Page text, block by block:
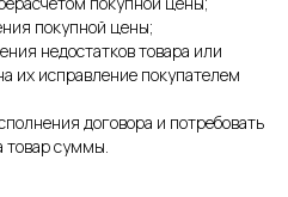
покупной цены;
недостатков товара или
их исправление покупателем
договора и потребовать
товар суммы.